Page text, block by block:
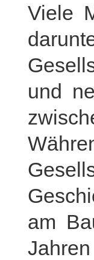
Viele
und
am